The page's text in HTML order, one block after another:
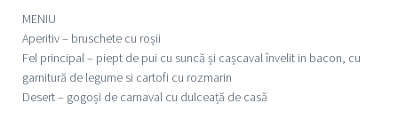
MENIU
Aperitiv – bruschete cu roșii
Fel principal – piept de pui cu suncă și cașcaval învelit in bacon, cu
garnitură de legume si cartofi cu rozmarin
Desert – gogoși de carnaval cu dulceață de casă